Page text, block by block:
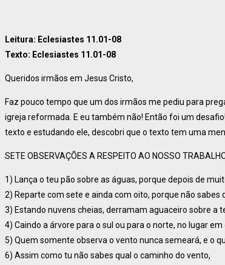
Leitura: Eclesiastes 11.01-08
Texto: Eclesiastes 11.01-08
Queridos irmãos em Jesus Cristo,
Faz pouco tempo que um dos irmãos me pediu para
igreja reformada. E eu também não! Então foi um
texto e estudando ele, descobri que o texto tem uma
SETE OBSERVAÇÕES A RESPEITO AO NOSSO
1) Lança o teu pão sobre as águas, porque depois de
2) Reparte com sete e ainda com oito, porque não sabes
3) Estando nuvens cheias, derramam aguaceiro sobre a
4) Caindo a árvore para o sul ou para o norte, no lugar em
5) Quem somente observa o vento nunca semeará, e o
6) Assim como tu não sabes qual o caminho do vento,